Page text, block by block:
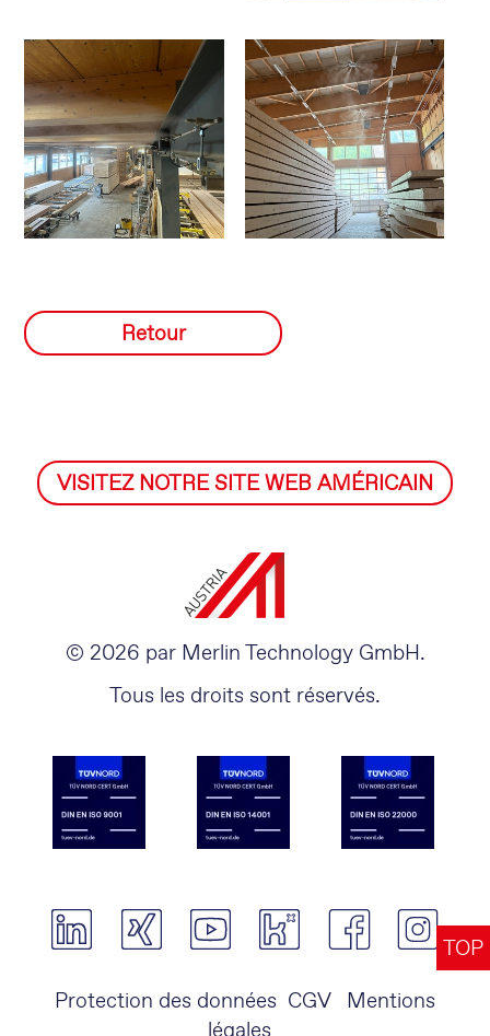
TOP
Retour
VISITEZ NOTRE SITE WEB AMÉRICAIN
© 2026 par Merlin Technology GmbH.
Tous les droits sont réservés.
Protection des données CGV
Mentions